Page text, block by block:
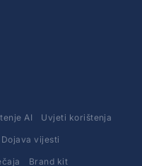
AI Uvjeti korištenja
Dojava vijesti
Brand kit